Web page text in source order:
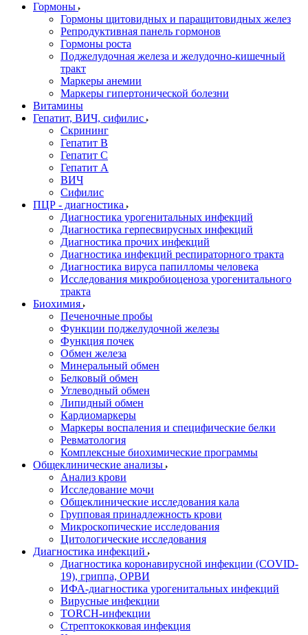
Гормоны
Гормоны щитовидных и паращитовидных желез
Репродуктивная панель гормонов
Гормоны роста
Поджелудочная железа и желудочно-кишечный
тракт
Маркеры анемии
Маркеры гипертонической болезни
Витамины
Гепатит, ВИЧ, сифилис
Скрининг
Гепатит В
Гепатит С
Гепатит А
ВИЧ
Сифилис
ПЦР - диагностика
Диагностика урогенитальных инфекций
Диагностика герпесвирусных инфекций
Диагностика прочих инфекций
Диагностика инфекций респираторного тракта
Диагностика вируса папилломы человека
Исследования микробиоценоза урогенитального
тракта
Биохимия
Печеночные пробы
Функции поджелудочной железы
Функция почек
Обмен железа
Минеральный обмен
Белковый обмен
Углеводный обмен
Липидный обмен
Кардиомаркеры
Маркеры воспаления и специфические белки
Ревматология
Комплексные биохимические программы
Общеклинические анализы
Анализ крови
Исследование мочи
Общеклинические исследования кала
Групповая принадлежность крови
Микроскопические исследования
Цитологические исследования
Диагностика инфекций
Диагностика коронавирусной инфекции (COVID-
19), гриппа, ОРВИ
ИФА-диагностика урогенитальных инфекций
Вирусные инфекции
TORCH-инфекции
Стрептококковая инфекция